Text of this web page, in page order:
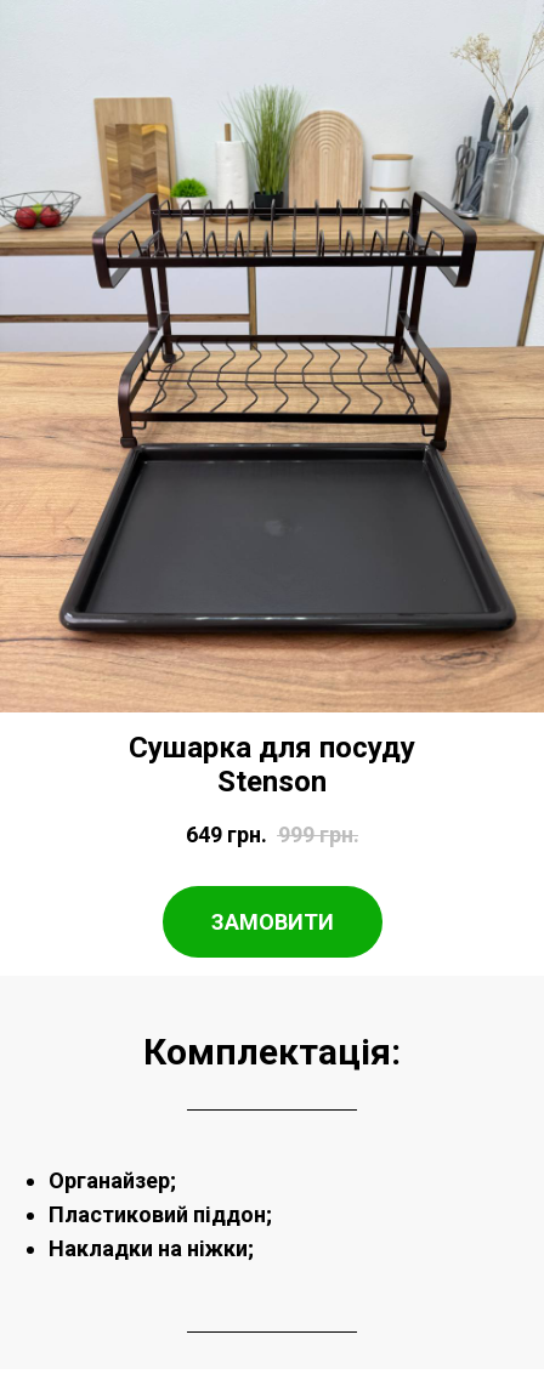
Сушарка для посуду
Stenson
649 грн. 999грн.
ЗАМОВИТИ
Комплектація:
Органайзер;
Пластиковий піддон;
Накладки на ніжки;